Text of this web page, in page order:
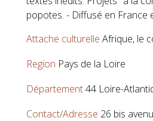
popotes. - Diffusé en France
Attache culturelle Afrique, le
Region Pays de la Loire
Département44 Loire-
Contact/Adresse 26 bis